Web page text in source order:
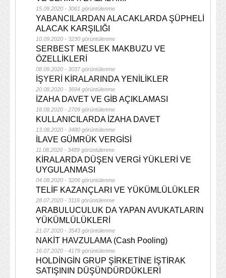
15.09.2020 - 3061 görüntülenme
YABANCILARDAN ALACAKLARDA ŞÜPHELİ
ALACAK KARŞILIĞI
10.09.2020 - 3230 görüntülenme
SERBEST MESLEK MAKBUZU VE
ÖZELLİKLERİ
08.09.2020 - 3037 görüntülenme
İŞYERİ KİRALARINDA YENİLİKLER
20.08.2020 - 3694 görüntülenme
İZAHA DAVET VE GİB AÇIKLAMASI
18.08.2020 - 2709 görüntülenme
KULLANICILARDA İZAHA DAVET
13.08.2020 - 3480 görüntülenme
İLAVE GÜMRÜK VERGİSİ
11.08.2020 - 3489 görüntülenme
KİRALARDA DÜŞEN VERGİ YÜKLERİ VE
UYGULANMASI
04.08.2020 - 3206 görüntülenme
TELİF KAZANÇLARI VE YÜKÜMLÜLÜKLER
28.07.2020 - 3116 görüntülenme
ARABULUCULUK DA YAPAN AVUKATLARIN
YÜKÜMLÜLÜKLERİ
21.07.2020 - 3543 görüntülenme
NAKİT HAVZULAMA (Cash Pooling)
16.07.2020 - 4179 görüntülenme
HOLDİNGİN GRUP ŞİRKETİNE İŞTİRAK
SATIŞININ DÜŞÜNDÜRDÜKLERİ